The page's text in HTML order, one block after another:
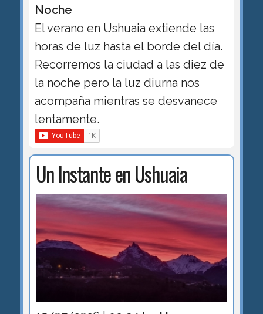
Noche
El verano en Ushuaia extiende las
horas de luz hasta el borde del día.
Recorremos la ciudad a las diez de
la noche pero la luz diurna nos
acompaña mientras se desvanece
lentamente.
Un Instante en Ushuaia